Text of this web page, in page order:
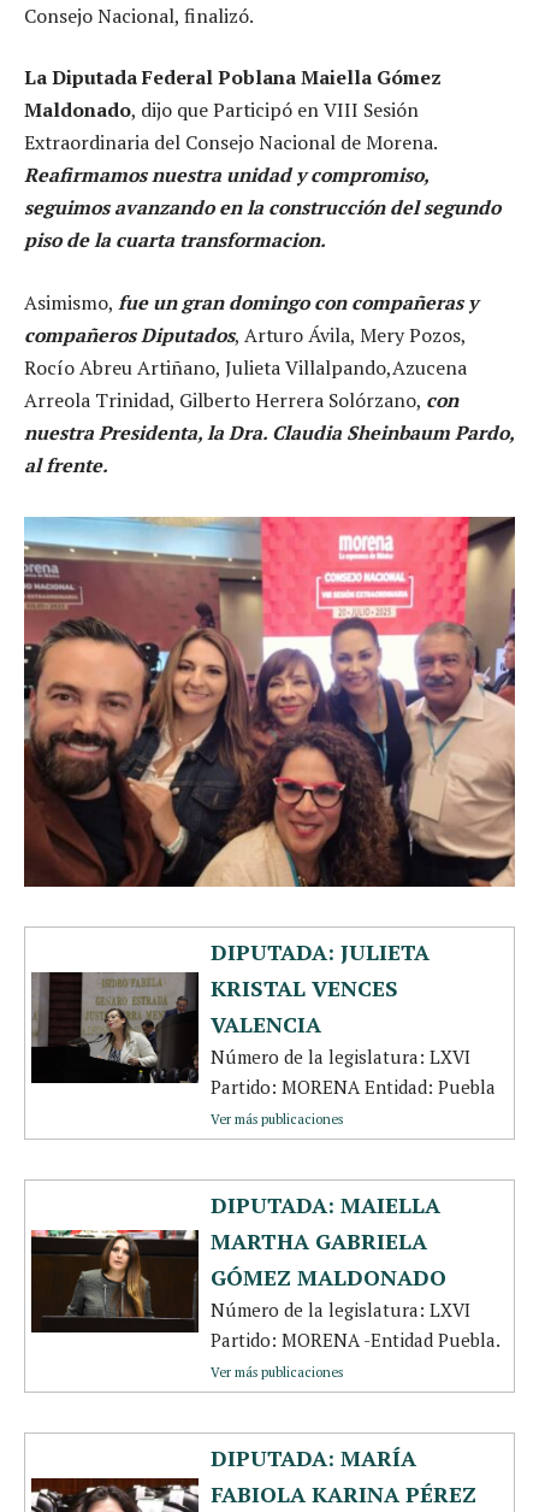
Consejo Nacional, finalizó.
La Diputada Federal Poblana Maiella Gómez
Maldonado, dijo que Participó en VIII Sesión
Extraordinaria del Consejo Nacional de Morena.
Reafirmamos nuestra unidad y compromiso,
seguimos avanzando en la construcción del segundo
piso de la cuarta transformacion.
Asimismo, fue un gran domingo con compañeras y
compañeros Diputados, Arturo Ávila, Mery Pozos,
Rocío Abreu Artiñano, Julieta Villalpando,Azucena
Arreola Trinidad, Gilberto Herrera Solórzano, con
nuestra Presidenta, la Dra. Claudia Sheinbaum Pardo,
al frente.
DIPUTADA: JULIETA
KRISTAL VENCES
VALENCIA
Número de la legislatura: LXVI
Partido: MORENA Entidad: Puebla
Ver más publicaciones
DIPUTADA: MAIELLA
MARTHA GABRIELA
GÓMEZ MALDONADO
Número de la legislatura: LXVI
Partido: MORENA -Entidad Puebla.
Ver más publicaciones
DIPUTADA: MARÍA
FABIOLA KARINA PÉREZ